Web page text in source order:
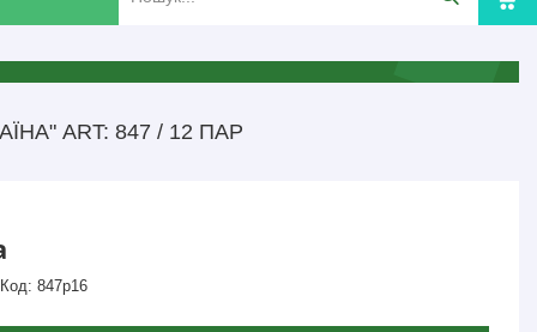
ART: 847 / 12 ПАР
Код: 847р16